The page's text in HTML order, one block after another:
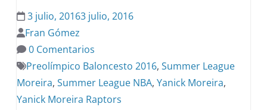
3 julio, 20163 julio, 2016
Fran Gómez
0 Comentarios
Preolímpico Baloncesto 2016,Summer League
Moreira,Summer League NBA,Yanick Moreira,
Yanick Moreira Raptors